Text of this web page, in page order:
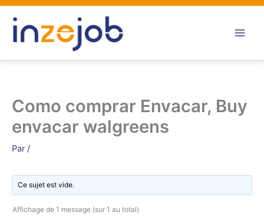
Aller
contenu
Como comprar Envacar, Buy
envacar walgreens
Par /
Ce sujet est vide.
Affichage de 1 message (sur 1 au total)